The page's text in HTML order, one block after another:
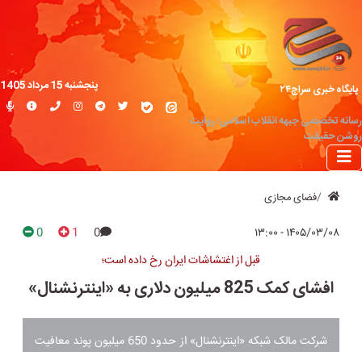
پایگاه خبری سراج۲۴
رسانه تخصصی جبهه انقلاب اسلامی؛ روایت
روشن حقیقت
پنجشنبه 15 مرداد 1405
فضای مجازی
۱۴۰۵/۰۳/۰۸ - ۱۳:۰۰ 0
1
0
قبل از اغتشاشات ایران رخ داده است؛
افشای کمک 825 میلیون دلاری به «اینترنشنال»
شرکت مالک شبکه «اینترنشنال» از حدود 650 میلیون پوند معافیت